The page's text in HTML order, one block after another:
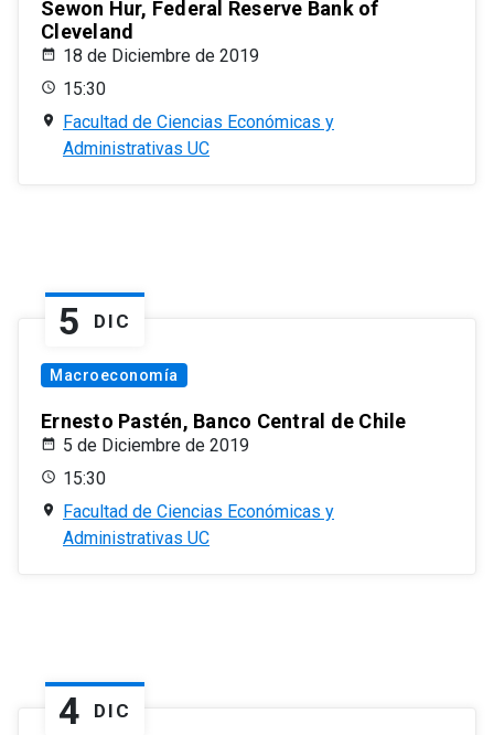
Sewon Hur, Federal Reserve Bank of
Cleveland
18 de Diciembre de 2019
15:30
Facultad de Ciencias Económicas y
Administrativas UC
5 DIC
Macroeconomía
Ernesto Pastén, Banco Central de Chile
5 de Diciembre de 2019
15:30
Facultad de Ciencias Económicas y
Administrativas UC
4 DIC